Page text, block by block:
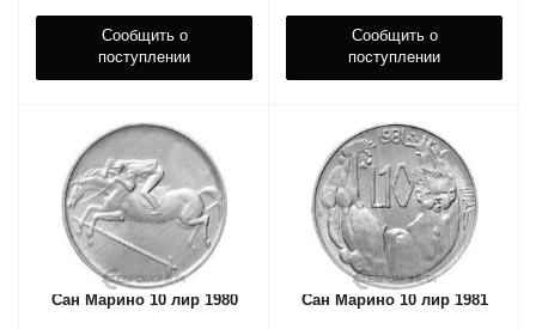
Сообщить о
поступлении
Сообщить о
поступлении
Сан Марино 10 лир 1980 Сан Марино 10 лир 1981